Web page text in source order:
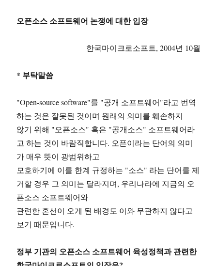
오픈소스 소프트웨어 논쟁에 대한 입장
한국마이크로소프트, 2004년 10월
* 부탁말씀
"Open-source software"를 "공개 소프트웨어"라고 번역
하는 것은 잘못된 것이며 원래의 의미를 훼손하지
않기 위해 "오픈소스" 혹은 "공개소스" 소프트웨어라
고 하는 것이 바람직합니다. 오픈이라는 단어의 의미
가 매우 뜻이 광범위하고
모호하기에 이를 한계 규정하는 "소스" 라는 단어를 제
거할 경우 그 의미는 달라지며, 우리나라에 지금의 오
픈소스 소프트웨어와
관련한 혼선이 오게 된 배경도 이와 무관하지 않다고
보기 때문입니다.
정부 기관의 오픈소스 소프트웨어 육성정책과 관련한